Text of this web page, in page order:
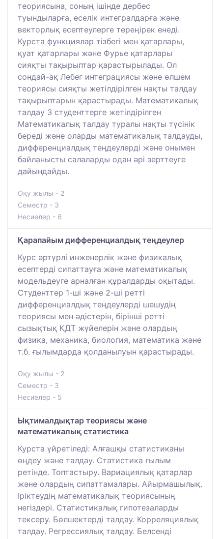
теориясына, соның ішінде дербес
туындыларға, еселік интегралдарға және
векторлық есептеулерге тереңірек енеді.
Курста функциялар тізбегі мен қатарлары,
қуат қатарлары және Фурье қатарлары
сияқты тақырыптар қарастырылады. Ол
сондай-ақ Лебег интеграциясы және өлшем
теориясы сияқты жетілдірілген нақты талдау
тақырыптарын қарастырады. Математикалық
талдау 3 студенттерге жетілдірілген
Математикалық талдау туралы нақты түсінік
береді және оларды математикалық талдауды,
дифференциалдық теңдеулерді және онымен
байланысты салаларды одан әрі зерттеуге
дайындайды.
Оқу жылы - 2
Семестр - 3
Несиелер - 6
Қарапайым дифференциалдық теңдеулер
Курс әртүрлі инженерлік және физикалық
есептерді сипаттауға және математикалық
модельдеуге арналған құралдарды оқытады.
Студенттер 1-ші және 2-ші ретті
дифференциалдық теңдеулерді шешудің
теориясы мен әдістерін, бірінші ретті
сызықтық ҚДТ жүйелерін және олардың
физика, механика, биология, математика және
т.б. ғылымдарда қолданылуын қарастырады.
Оқу жылы - 2
Семестр - 3
Несиелер - 5
Ықтималдықтар теориясы және
математикалық статистика
Курста үйретіледі: Алғашқы статистиканы
өңдеу және талдау. Статистика ғылым
ретінде. Топтастыру. Вариациялық қатарлар
және олардың сипаттамалары. Айырмашылық.
Іріктеудің математикалық теориясының
негіздері. Статистикалық гипотезаларды
тексеру. Бөлшектерді талдау. Корреляциялық
талдау. Регрессиялық талдау. Белсенді